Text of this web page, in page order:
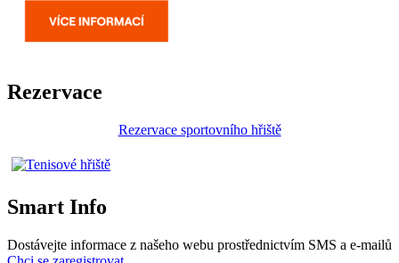
Rezervace
Rezervace sportovního hřiště
Smart Info
Dostávejte informace z našeho webu prostřednictvím SMS a e-mailů